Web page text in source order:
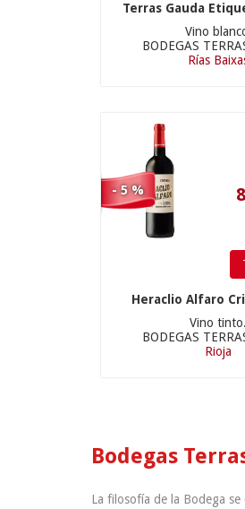
Terras Gauda
Vino
BODEGAS
Rías
- 5 %
Heraclio Alfaro
Vino tinto.
BODEGAS
Rioja
Bodegas
La filosofía de la Bodega